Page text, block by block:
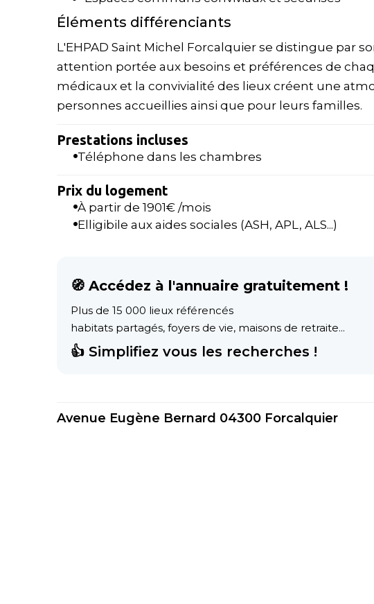
Éléments différenciants
L'EHPAD Saint Michel Forcalquier se distingue par
attention portée aux besoins et préférences de
médicaux et la convivialité des lieux créent une
personnes accueillies ainsi que pour leurs familles.
Prestations incluses
Téléphone dans les chambres
Prix du logement
À partir de 1901€ /mois
Elligibile aux aides sociales (ASH, APL, ALS...)
🧭 Accédez à l'annuaire gratuitement !
Plus de 15 000 lieux référencés
habitats partagés, foyers de vie, maisons de retraite...
👍 Simplifiez vous les recherches !
Avenue Eugène Bernard 04300 Forcalquier